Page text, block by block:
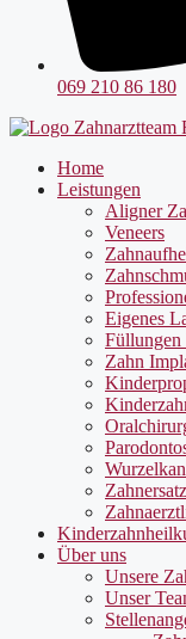
069 210 86 180
Home
Leistungen
Aligner
Veneers
Eigenes
Füllungen
Zahn
Zahnersatz
Über uns
Unsere
Unser